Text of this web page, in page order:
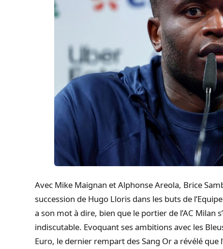
Avec Mike Maignan et Alphonse Areola, Brice
succession de Hugo Lloris dans les buts de
a son mot à dire, bien que le portier de l’AC Milan
indiscutable. Evoquant ses ambitions avec les
Euro, le dernier rempart des Sang Or a révélé que